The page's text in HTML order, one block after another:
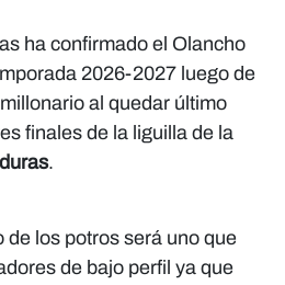
ha confirmado el Olancho
2026-2027 luego de
al quedar último
finales de la liguilla de la
.
de los potros será uno que
de bajo perfil ya que